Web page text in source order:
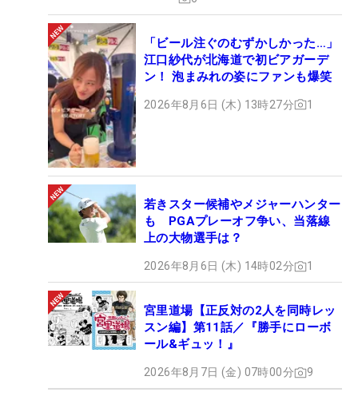
「ビール注ぐのむずかしかった…」
江口紗代が北海道で初ビアガーデ
ン！ 泡まみれの姿にファンも爆笑
2026年8月6日 (木) 13時27分 1
若きスター候補やメジャーハンター
も PGAプレーオフ争い、当落線
上の大物選手は？
2026年8月6日 (木) 14時02分 1
宮里道場【正反対の2人を同時レッ
スン編】第11話／『勝手にローボ
ール&ギュッ！』
2026年8月7日 (金) 07時00分 9